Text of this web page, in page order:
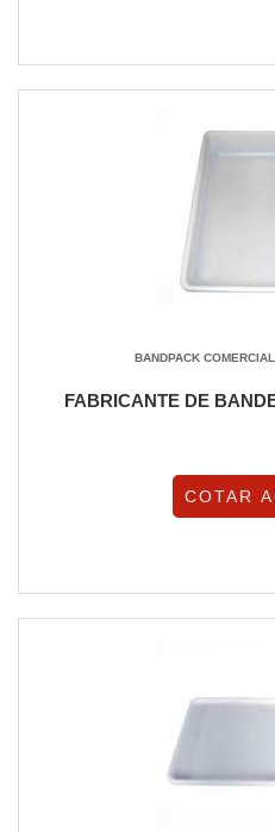
BANDPACK COMERCIAL
FABRICANTE DE
COTAR